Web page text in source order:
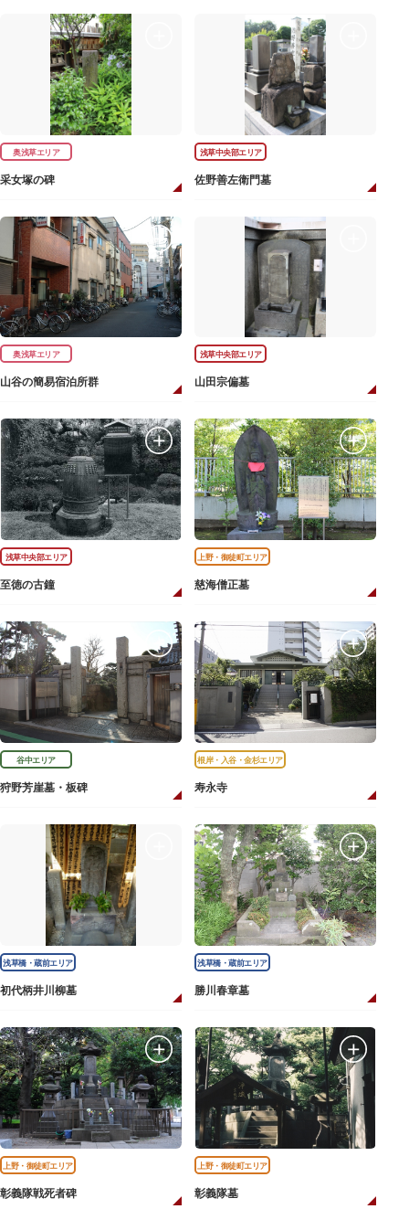
奥浅草エリア
采女塚の碑
浅草中央部エリア
佐野善左衛門墓
奥浅草エリア
山谷の簡易宿泊所群
浅草中央部エリア
山田宗偏墓
浅草中央部エリア
至徳の古鐘
上野・御徒町エリア
慈海僧正墓
谷中エリア
狩野芳崖墓・板碑
根岸・入谷・金杉エリア
寿永寺
浅草橋・蔵前エリア
初代柄井川柳墓
浅草橋・蔵前エリア
勝川春章墓
上野・御徒町エリア
彰義隊戦死者碑
上野・御徒町エリア
彰義隊墓